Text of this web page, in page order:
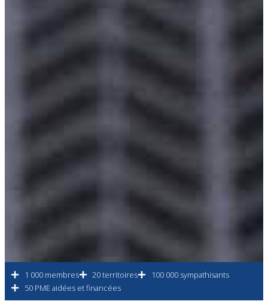
1 000 membres 20 territoires
100 000 sympathisants
50 PME aidées et financées